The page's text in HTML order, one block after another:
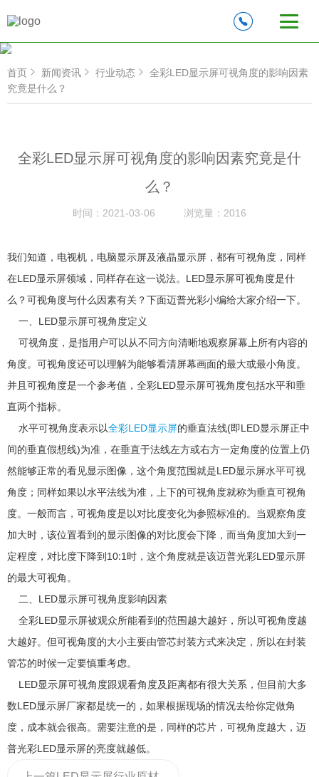
首页 新闻资讯 行业动态
全彩LED显示屏可视角度的影响因素
究竟是什么？
全彩LED显示屏可视角度的影响因素究竟是什
么？
时间： 2021-03-06 浏览量： 2016
我们知道，电视机，电脑显示屏及液晶显示屏，都有可视角度，同样
在LED显示屏领域，同样存在这一说法。LED显示屏可视角度是什
么？可视角度与什么因素有关？下面迈普光彩小编给大家介绍一下。
一、LED显示屏可视角度定义
可视角度，是指用户可以从不同方向清晰地观察屏幕上所有内容的
角度。可视角度还可以理解为能够看清屏幕画面的最大或最小角度。
并且可视角度是一个参考值，全彩LED显示屏可视角度包括水平和垂
直两个指标。
水平可视角度表示以全彩LED显示屏的垂直法线(即LED显示屏正中
间的垂直假想线)为准，在垂直于法线左方或右方一定角度的位置上仍
然能够正常的看见显示图像，这个角度范围就是LED显示屏水平可视
角度；同样如果以水平法线为准，上下的可视角度就称为垂直可视角
度。一般而言，可视角度是以对比度变化为参照标准的。当观察角度
加大时，该位置看到的显示图像的对比度会下降，而当角度加大到一
定程度，对比度下降到10∶1时，这个角度就是该迈普光彩LED显示屏
的最大可视角。
二、LED显示屏可视角度影响因素
全彩LED显示屏被观众所能看到的范围越大越好，所以可视角度越
大越好。但可视角度的大小主要由管芯封装方式来决定，所以在封装
管芯的时候一定要慎重考虑。
LED显示屏可视角度跟观看角度及距离都有很大关系，但目前大多
数LED显示屏厂家都是统一的，如果根据现场的情况去给你定做角
度，成本就会很高。需要注意的是，同样的芯片，可视角度越大，迈
普光彩LED显示屏的亮度就越低。